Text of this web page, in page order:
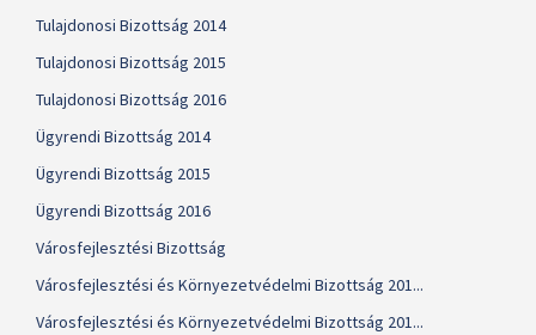
Tulajdonosi Bizottság 2014
Tulajdonosi Bizottság 2015
Tulajdonosi Bizottság 2016
Ügyrendi Bizottság 2014
Ügyrendi Bizottság 2015
Ügyrendi Bizottság 2016
Városfejlesztési Bizottság
Városfejlesztési és Környezetvédelmi Bizottság 201...
Városfejlesztési és Környezetvédelmi Bizottság 201...